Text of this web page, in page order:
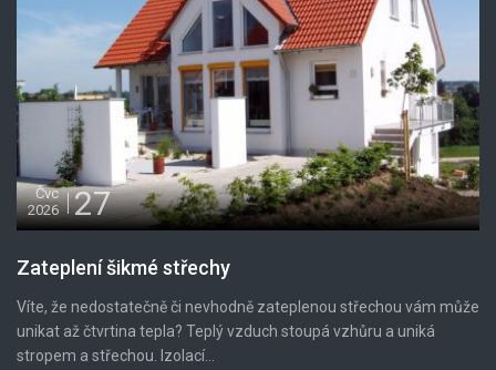
Čvc
2026
27
Zateplení šikmé střechy
Víte, že nedostatečně či nevhodně zateplenou střechou vám může
unikat až čtvrtina tepla? Teplý vzduch stoupá vzhůru a uniká
stropem a střechou. Izolací...